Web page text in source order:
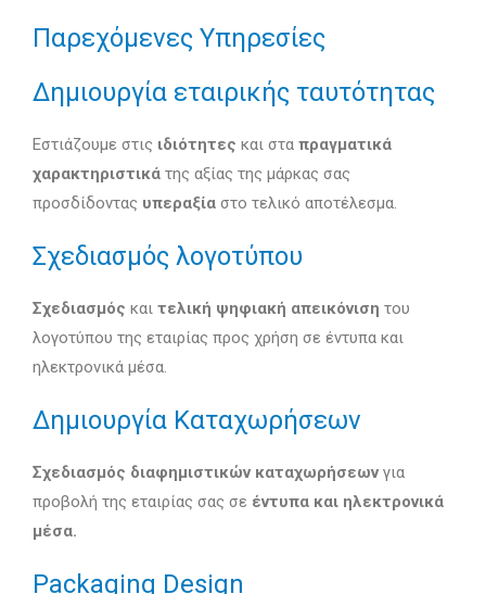
Παρεχόμενες Υπηρεσίες
Δημιουργία εταιρικής ταυτότητας
Εστιάζουμε στις ιδιότητες και στα πραγματικά
χαρακτηριστικά της αξίας της μάρκας σας
προσδίδοντας υπεραξία στο τελικό αποτέλεσμα.
Σχεδιασμός λογοτύπου
Σχεδιασμός και τελική ψηφιακή απεικόνιση του
λογοτύπου της εταιρίας προς χρήση σε έντυπα και
ηλεκτρονικά μέσα.
Δημιουργία Καταχωρήσεων
Σχεδιασμός διαφημιστικών καταχωρήσεων για
προβολή της εταιρίας σας σε έντυπα και ηλεκτρονικά
μέσα.
Packaging Design